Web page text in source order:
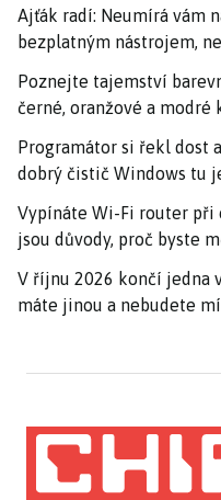
Ajťák radí: Neumírá vám
bezplatným nástrojem,
Poznejte tajemství
černé, oranžové a modré
Programátor si řekl dost
dobrý čistič Windows tu
Vypínáte Wi-Fi router při
jsou důvody, proč byste
V říjnu 2026 končí jedna
máte jinou a nebudete